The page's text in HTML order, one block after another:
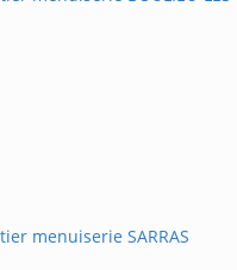
menuiserie SARRAS